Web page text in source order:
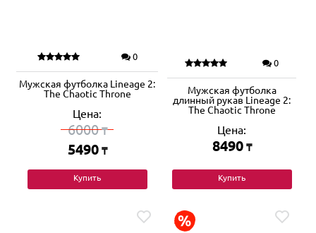
0
Мужская футболка Lineage 2:
The Chaotic Throne
Цена:
6000₸
5490 ₸
Купить
0
Мужская футболка
длинный рукав Lineage 2:
The Chaotic Throne
Цена:
8490 ₸
Купить